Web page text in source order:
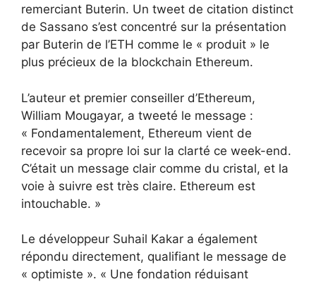
remerciant Buterin. Un tweet de citation distinct
de Sassano s’est concentré sur la présentation
par Buterin de l’ETH comme le « produit » le
plus précieux de la blockchain Ethereum.
L’auteur et premier conseiller d’Ethereum,
William Mougayar, a tweeté le message :
« Fondamentalement, Ethereum vient de
recevoir sa propre loi sur la clarté ce week-end.
C’était un message clair comme du cristal, et la
voie à suivre est très claire. Ethereum est
intouchable. »
Le développeur Suhail Kakar a également
répondu directement, qualifiant le message de
« optimiste ». « Une fondation réduisant